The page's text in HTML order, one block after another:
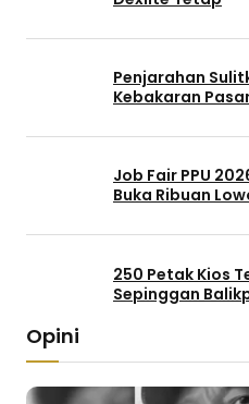
Penjarahan
Kebakaran
Job Fair PPU
Buka Ribuan
250 Petak Kios
Sepinggan
Opini